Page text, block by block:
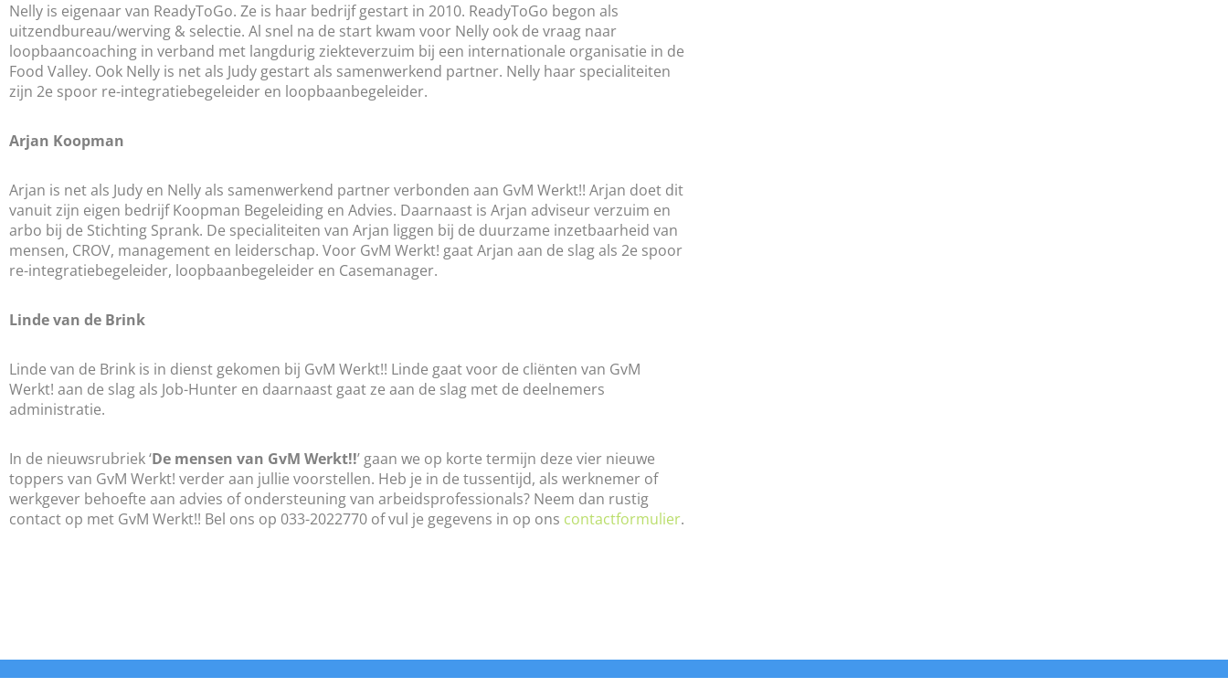
Nelly is eigenaar van ReadyToGo. Ze is haar bedrijf gestart in 2010. ReadyToGo begon als
uitzendbureau/werving & selectie. Al snel na de start kwam voor Nelly ook de vraag naar
loopbaancoaching in verband met langdurig ziekteverzuim bij een internationale organisatie in de
Food Valley. Ook Nelly is net als Judy gestart als samenwerkend partner. Nelly haar specialiteiten
zijn 2e spoor re-integratiebegeleider en loopbaanbegeleider.
Arjan Koopman
Arjan is net als Judy en Nelly als samenwerkend partner verbonden aan GvM Werkt!! Arjan doet dit
vanuit zijn eigen bedrijf Koopman Begeleiding en Advies. Daarnaast is Arjan adviseur verzuim en
arbo bij de Stichting Sprank. De specialiteiten van Arjan liggen bij de duurzame inzetbaarheid van
mensen, CROV, management en leiderschap. Voor GvM Werkt! gaat Arjan aan de slag als 2e spoor
re-integratiebegeleider, loopbaanbegeleider en Casemanager.
Linde van de Brink
Linde van de Brink is in dienst gekomen bij GvM Werkt!! Linde gaat voor de cliënten van GvM
Werkt! aan de slag als Job-Hunter en daarnaast gaat ze aan de slag met de deelnemers
administratie.
In de nieuwsrubriek ‘De mensen van GvM Werkt!!’ gaan we op korte termijn deze vier nieuwe
toppers van GvM Werkt! verder aan jullie voorstellen. Heb je in de tussentijd, als werknemer of
werkgever behoefte aan advies of ondersteuning van arbeidsprofessionals? Neem dan rustig
contact op met GvM Werkt!! Bel ons op 033-2022770 of vul je gegevens in op ons contactformulier.